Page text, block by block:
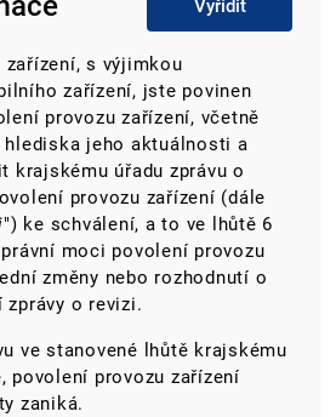
Vyřídit
s výjimkou
zařízení, jste povinen
provozu zařízení, včetně
hlediska jeho aktuálnosti a
krajskému úřadu zprávu o
provozu zařízení (dále
") ke schválení, a to ve lhůtě 6
moci povolení provozu
změny nebo rozhodnutí o
o revizi.
ve stanovené lhůtě krajskému
povolení provozu zařízení
zaniká.